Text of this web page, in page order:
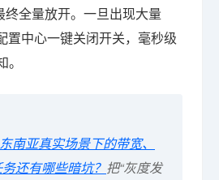
终全量放开。一旦出现大量
置中心一键关闭开关，毫秒级
南亚真实场景下的带宽、
还有哪些暗坑？ 把“灰度发